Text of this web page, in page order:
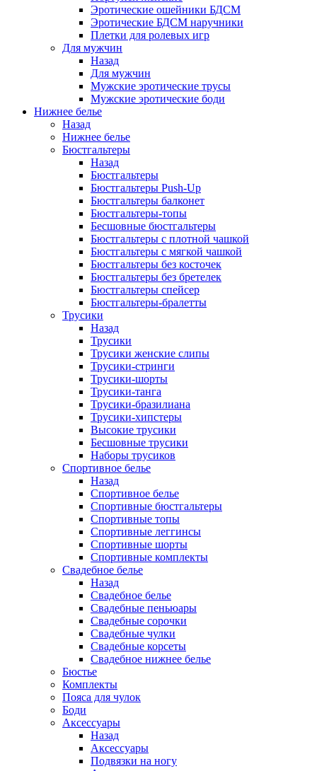
Эротические ошейники БДСМ
Эротические БДСМ наручники
Плетки для ролевых игр
Для мужчин
Назад
Для мужчин
Мужские эротические трусы
Мужские эротические боди
Нижнее белье
Назад
Нижнее белье
Бюстгальтеры
Назад
Бюстгальтеры
Бюстгальтеры Push-Up
Бюстгальтеры балконет
Бюстгальтеры-топы
Бесшовные бюстгальтеры
Бюстгальтеры с плотной чашкой
Бюстгальтеры с мягкой чашкой
Бюстгальтеры без косточек
Бюстгальтеры без бретелек
Бюстгальтеры спейсер
Бюстгальтеры-бралетты
Трусики
Назад
Трусики
Трусики женские слипы
Трусики-стринги
Трусики-шорты
Трусики-танга
Трусики-бразилиана
Трусики-хипстеры
Высокие трусики
Бесшовные трусики
Наборы трусиков
Спортивное белье
Назад
Спортивное белье
Спортивные бюстгальтеры
Спортивные топы
Спортивные леггинсы
Спортивные шорты
Спортивные комплекты
Свадебное белье
Назад
Свадебное белье
Свадебные пеньюары
Свадебные сорочки
Свадебные чулки
Свадебные корсеты
Свадебное нижнее белье
Бюстье
Комплекты
Пояса для чулок
Боди
Аксессуары
Назад
Аксессуары
Подвязки на ногу